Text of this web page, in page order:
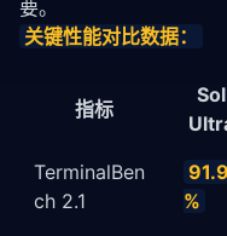
要。
关键性能对比数据：
指标
Sol
TerminalBen
ch 2.1
91.9
%